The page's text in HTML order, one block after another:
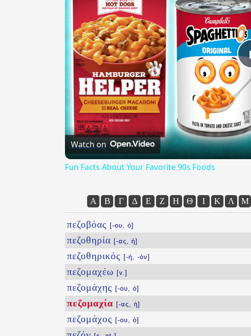
Watch on
Fun Facts About Your Favorite 90s Foods
Α Β Γ Δ Ε Ζ Η Θ Ι Κ Λ Μ
πεζοβόας [-ου, ὁ]
πεζοθηρία [-ας, ἡ]
πεζοθηρικός [-ή, -όν]
πεζομαχέω [v.]
πεζομάχης [-ου, ὁ]
πεζομαχία [-ας, ἡ]
πεζομάχος [-ου, ὁ]